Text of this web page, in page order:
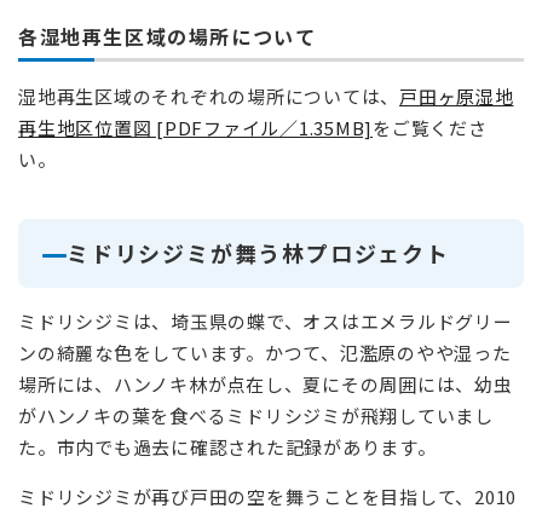
各湿地再生区域の場所について
湿地再生区域のそれぞれの場所については、 戸田ヶ原湿地
再生地区位置図 [PDFファイル／1.35MB]をご覧くださ
い。
ミドリシジミが舞う林プロジェクト
ミドリシジミは、埼玉県の蝶で、オスはエメラルドグリー
ンの綺麗な色をしています。かつて、氾濫原のやや湿った
場所には、ハンノキ林が点在し、夏にその周囲には、幼虫
がハンノキの葉を食べるミドリシジミが飛翔していまし
た。市内でも過去に確認された記録があります。
ミドリシジミが再び戸田の空を舞うことを目指して、2010